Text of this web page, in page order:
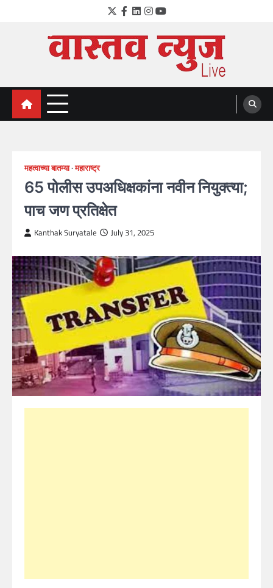
Twitter
Facebook
LinkedIn
Instagram
YouTube
VastavNEWSLive.com
a leading NEWS portal of Maharahstra
महत्वाच्या बातम्या महाराष्ट्र
65 पोलीस उपअधिक्षकांना नवीन नियुक्त्या;
पाच जण प्रतिक्षेत
Kanthak Suryatale July 31, 2025